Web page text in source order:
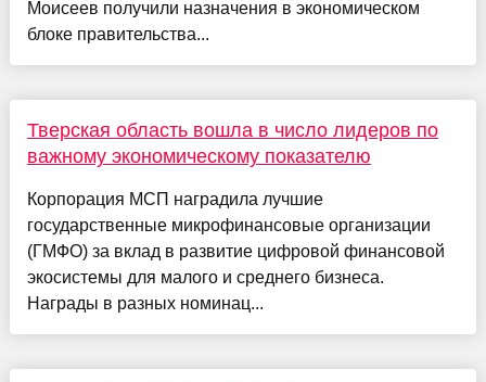
Моисеев получили назначения в экономическом
блоке правительства...
Тверская область вошла в число лидеров по
важному экономическому показателю
Корпорация МСП наградила лучшие
государственные микрофинансовые организации
(ГМФО) за вклад в развитие цифровой финансовой
экосистемы для малого и среднего бизнеса.
Награды в разных номинац...